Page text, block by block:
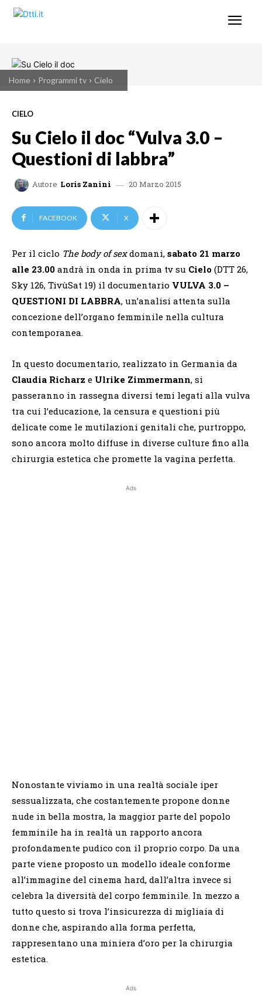
Home Programmi tv Cielo
CIELO
Su Cielo il doc “Vulva 3.0 –
Questioni di labbra”
Autore Loris Zanini 20 Marzo 2015
FACEBOOK X
Per il ciclo The body of sexdomani, sabato 21 marzo
alle 23.00 andrà in onda in prima tv su Cielo (DTT 26,
Sky 126, TivùSat 19) il documentario VULVA 3.0 –
QUESTIONI DI LABBRA, un’analisi attenta sulla
concezione dell’organo femminile nella cultura
contemporanea.
In questo documentario, realizzato in Germania da
Claudia Richarz e Ulrike Zimmermann, si
passeranno in rassegna diversi temi legati alla vulva
tra cui l’educazione, la censura e questioni più
delicate come le mutilazioni genitali che, purtroppo,
sono ancora molto diffuse in diverse culture fino alla
chirurgia estetica che promette la vagina perfetta.
Ads
Nonostante viviamo in una realtà sociale iper
sessualizzata, che costantemente propone donne
nude in bella mostra, la maggior parte del popolo
femminile ha in realtà un rapporto ancora
profondamente pudico con il proprio corpo. Da una
parte viene proposto un modello ideale conforme
all’immagine del cinema hard, dall’altra invece si
celebra la diversità del corpo femminile. In mezzo a
tutto questo si trova l’insicurezza di migliaia di
donne che, aspirando alla forma perfetta,
rappresentano una miniera d’oro per la chirurgia
estetica.
Ads